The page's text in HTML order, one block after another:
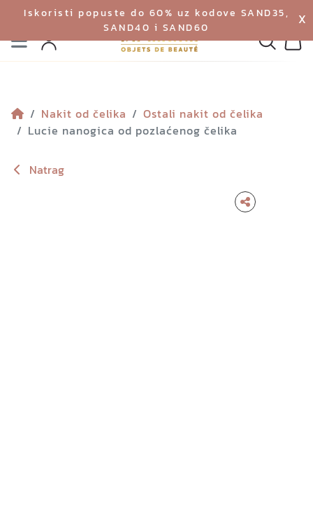
Iskoristi popuste do 60% uz kodove SAND35,
SAND40 i SAND60
X
Izbornik
Profil
Nakit od čelika
Ostali nakit od čelika
Lucie nanogica od pozlaćenog čelika
Natrag